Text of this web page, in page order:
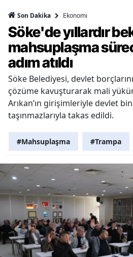
Son Dakika Ekonomi
Söke'de yıllardır
mahsuplaşma
adım atıldı
Söke Belediyesi, devlet
çözüme kavuşturarak mali
Arıkan’ın girişimleriyle devlet
taşınmazlarıyla takas edildi.
#Mahsuplaşma #Trampa